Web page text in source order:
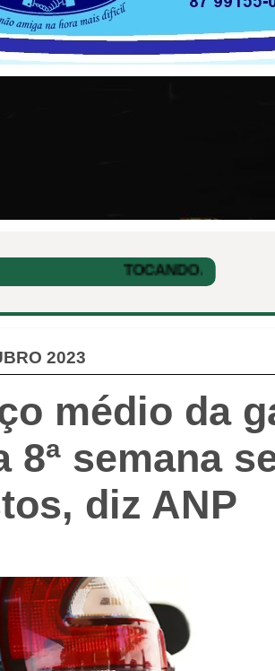
2023
médio da
8ª semana
diz ANP